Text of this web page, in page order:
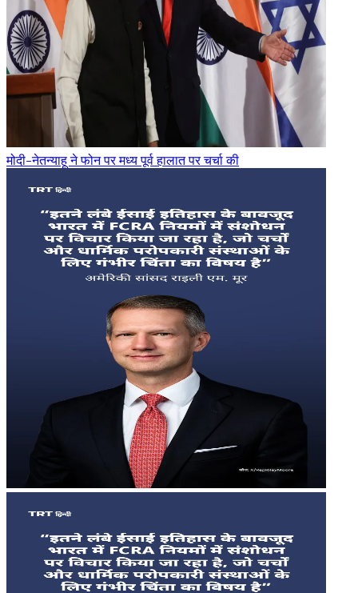
मोदी-नेतन्याहू ने फोन पर मध्य पूर्व हालात पर चर्चा की